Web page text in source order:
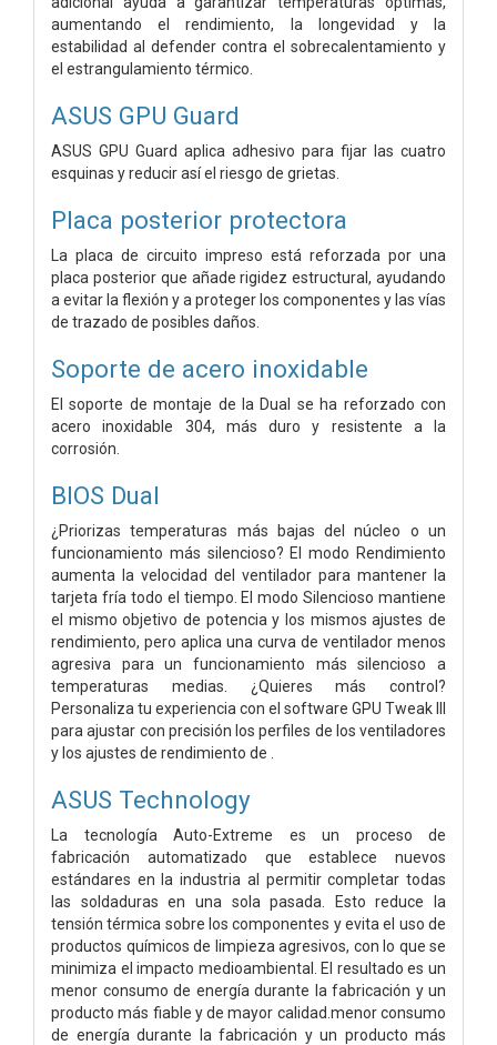
aumentando el rendimiento, la longevidad y la
estabilidad al defender contra el sobrecalentamiento y
el estrangulamiento térmico.
ASUS GPU Guard
ASUS GPU Guard aplica adhesivo para fijar las cuatro
esquinas y reducir así el riesgo de grietas.
Placa posterior protectora
La placa de circuito impreso está reforzada por una
placa posterior que añade rigidez estructural, ayudando
a evitar la flexión y a proteger los componentes y las vías
de trazado de posibles daños.
Soporte de acero inoxidable
El soporte de montaje de la Dual se ha reforzado con
acero inoxidable 304, más duro y resistente a la
corrosión.
BIOS Dual
¿Priorizas temperaturas más bajas del núcleo o un
funcionamiento más silencioso? El modo Rendimiento
aumenta la velocidad del ventilador para mantener la
tarjeta fría todo el tiempo. El modo Silencioso mantiene
el mismo objetivo de potencia y los mismos ajustes de
rendimiento, pero aplica una curva de ventilador menos
agresiva para un funcionamiento más silencioso a
temperaturas medias. ¿Quieres más control?
Personaliza tu experiencia con el software GPU Tweak III
para ajustar con precisión los perfiles de los ventiladores
y los ajustes de rendimiento de .
ASUS Technology
La tecnología Auto-Extreme es un proceso de
fabricación automatizado que establece nuevos
estándares en la industria al permitir completar todas
las soldaduras en una sola pasada. Esto reduce la
tensión térmica sobre los componentes y evita el uso de
productos químicos de limpieza agresivos, con lo que se
minimiza el impacto medioambiental. El resultado es un
menor consumo de energía durante la fabricación y un
producto más fiable y de mayor calidad.menor consumo
de energía durante la fabricación y un producto más